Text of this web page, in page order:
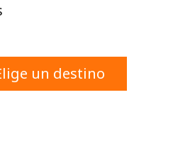
un destino